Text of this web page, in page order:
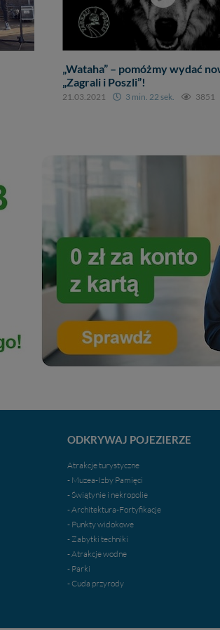
„Wataha” – pomóżmy wydać
„Zagrali i Poszli”!
21.03.2021 3 min. 22 sek. 3851
ODKRYWAJ POJEZIERZE
Atrakcje turystyczne
- Muzea-Izby Pamięci
- Świątynie i nekropolie
- Architektura-Fortyfikacje
- Punkty widokowe
- Zabytki techniki
- Atrakcje wodne
- Parki
- Cuda przyrody